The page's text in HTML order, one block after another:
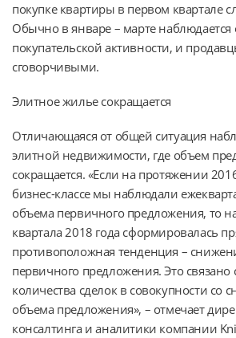
покупке квартиры в первом квартале
Обычно в январе – марте наблюдается
покупательской активности, и
сговорчивыми.
Элитное жилье сокращается
Отличающаяся от общей ситуация
элитной недвижимости, где объем
сокращается. «Если на протяжении
бизнес-классе мы наблюдали
объема первичного предложения, то
квартала 2018 года сформировалась
противоположная тенденция –
первичного предложения. Это связано
количества сделок в совокупности со
объема предложения», – отмечает
консалтинга и аналитики компании